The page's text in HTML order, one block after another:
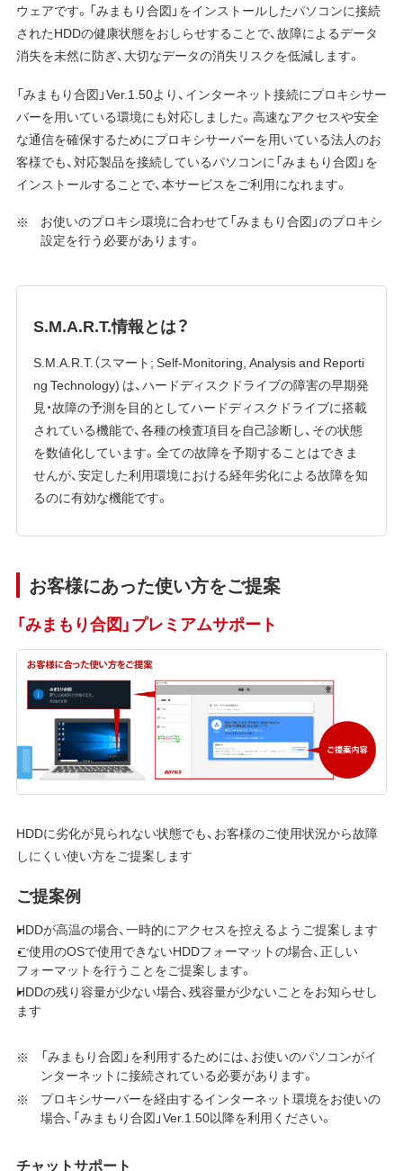
ウェアです。「みまもり合図」をインストールしたパソコンに接続
されたHDDの健康状態をおしらせすることで、故障によるデータ
消失を未然に防ぎ、大切なデータの消失リスクを低減します。
「みまもり合図」Ver.1.50より、インターネット接続にプロキシサー
バーを用いている環境にも対応しました。高速なアクセスや安全
な通信を確保するためにプロキシサーバーを用いている法人のお
客様でも、対応製品を接続しているパソコンに「みまもり合図」を
インストールすることで、本サービスをご利用になれます。
お使いのプロキシ環境に合わせて「みまもり合図」のプロキシ
設定を行う必要があります。
S.M.A.R.T.情報とは？
S.M.A.R.T.（スマート; Self-Monitoring, Analysis and Reporti
ng Technology) は、ハードディスクドライブの障害の早期発
見・故障の予測を目的としてハードディスクドライブに搭載
されている機能で、各種の検査項目を自己診断し、その状態
を数値化しています。全ての故障を予期することはできま
せんが、安定した利用環境における経年劣化による故障を知
るのに有効な機能です。
お客様にあった使い方をご提案
「みまもり合図」プレミアムサポート
HDDに劣化が見られない状態でも、お客様のご使用状況から故障
しにくい使い方をご提案します
ご提案例
HDDが高温の場合、一時的にアクセスを控えるようご提案します
ご使用のOSで使用できないHDDフォーマットの場合、正しい
フォーマットを行うことをご提案します。
HDDの残り容量が少ない場合、残容量が少ないことをお知らせし
ます
「みまもり合図」を利用するためには、お使いのパソコンがイ
ンターネットに接続されている必要があります。
プロキシサーバーを経由するインターネット環境をお使いの
場合、「みまもり合図」Ver.1.50以降を利用ください。
チャットサポート